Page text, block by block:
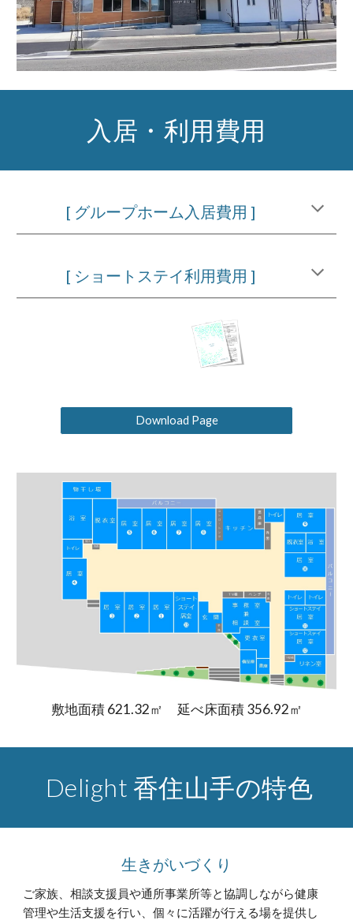
入居・利用費用
[ グループホーム入居費用 ]
[ ショートステイ利用費用 ]
Download Page
敷地面積 621.32㎡ 延べ床面積 356.92㎡
Delight 香住山手の特色
生きがいづくり
ご家族、相談支援員や通所事業所等と協調しながら健康
管理や生活支援を行い、個々に活躍が行える場を提供し